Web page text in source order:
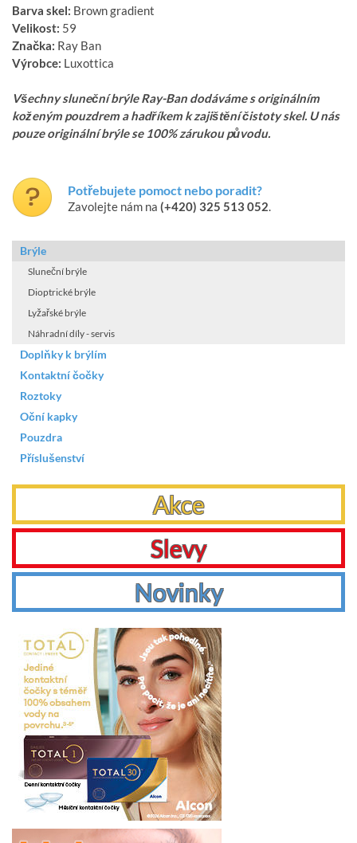
Barva skel: Brown gradient
Velikost: 59
Značka: Ray Ban
Výrobce: Luxottica
Všechny sluneční brýle Ray-Ban dodáváme s originálním
koženým pouzdrem a hadříkem k zajištění čistoty skel. U nás
pouze originální brýle se 100% zárukou původu.
Potřebujete pomoct nebo poradit?
Zavolejte nám na (+420) 325 513 052.
Brýle
Sluneční brýle
Dioptrické brýle
Lyžařské brýle
Náhradní díly - servis
Doplňky k brýlím
Kontaktní čočky
Roztoky
Oční kapky
Pouzdra
Příslušenství
Akce
Slevy
Novinky